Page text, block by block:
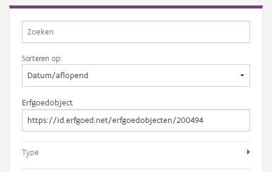
Sorteren op:
Erfgoedobject
Type